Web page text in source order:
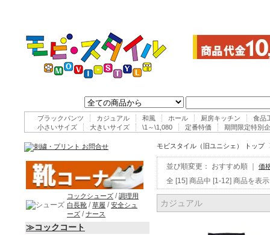
ブラックパンツ カジュアル 和風 ホール 厨房キッチン
食品
小さいサイズ
大きいサイズ \1～\1,080 定番特価 期間限定特別
モビスタイル（旧ユニシェ） トップ
並び順変更： おすすめ順 価
全 [15] 商品中 [1-12] 商品を表
カジュアル
コックシューズ /調理用
白長靴 /草履 /安全シュ
ーズ /ナース
≫コックコート